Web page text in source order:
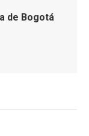
de Bogotá